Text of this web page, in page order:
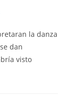
la danza
dan
visto